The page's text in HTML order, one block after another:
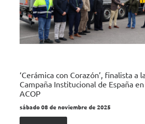
‘Cerámica con Corazón’, finalista a
Campaña Institucional de España
ACOP
sábado 08 de noviembre de 2025